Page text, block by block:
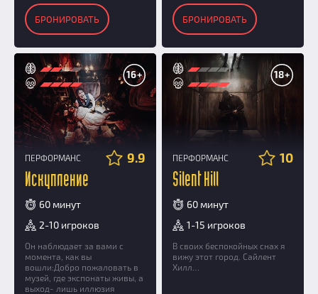
БРОНИРОВАТЬ БРОНИРОВАТЬ
16+
ПЕРФОРМАНС 9.9
Искупление
60 минут
2-10 игроков
Он наблюдает за вами с
момента, как вы
вошли:Добро пожаловать в
музей, где экспонаты живы, а
выход- лишь иллюзия
18+
ПЕРФОРМАНС 10
Silent Hill
60 минут
1-15 игроков
В своих беспокойных снах я
вижу этот город. Сайлент
Хилл…